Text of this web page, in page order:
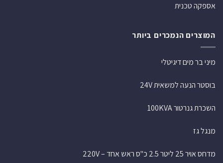
אספקה טכנית
המוצרים הנמכרים ביותר
מיני בר מים דיגיטלי
בוסטר הנעה למשאית 24V
השכרת גנרטור 100KVA
מנגל גז
מדחס אויר 25 ליטר 2.5 כ"ס ראש אחד – 220V